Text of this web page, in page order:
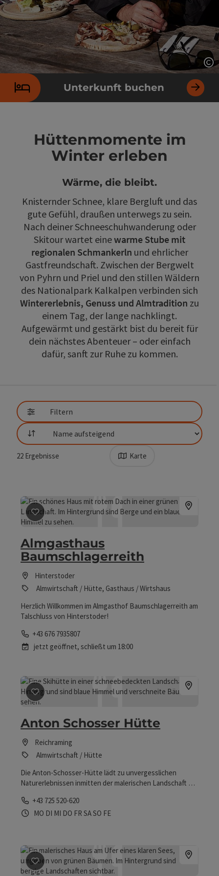
Unterkunft buchen
Hüttenmomente im
Winter erleben
Wärme, die bleibt.
Knisternder Schnee, klare Bergluft und das
gute Gefühl, draußen unterwegs zu sein.
Nach deiner Schneeschuhwanderung oder
Skitour wartet einewarme Stube mit
regionalen Schmankerln und ehrlicher
Gastfreundschaft. Zwischen der Bergwelt
von Pyhrn und Priel und den stillen Wäldern
des Nationalpark Kalkalpen verbinden sich
Wintererlebnis, Genuss und Almtradition zu
einem Tag, der lange nachklingt.
Aufgewärmt und gestärkt bist du bereit für
dein nächstes Abenteuer – oder einfach
dafür, sanft zur Ruhe zu kommen.
Filtern
Sortierung
22 Ergebnisse Karte
Beitrag merken: Almgasthaus Baumschlagerreith
Almgasthaus
Baumschlagerreith
Hinterstoder
Almwirtschaft / Hütte, Gasthaus / Wirtshaus
Herzlich Willkommen im Almgasthof Baumschlagerreith am
Talschluss von Hinterstoder!
Telefon
+43 676 7935807
jetzt geöffnet, schließt um 18:00
Beitrag merken : Anton Schosser Hütte
Anton Schosser Hütte
Reichraming
Almwirtschaft / Hütte
Die Anton-Schosser-Hütte lädt zu unvergesslichen
Naturerlebnissen inmitten der malerischen Landschaft der
Telefon
+43 725 520-620
Öffnungszeiten
MO Montag geöffnet
DI Dienstag geöffnet
MI Mittwoch geöffnet
DO Donnerstag geöffnet
FR Freitag geöffnet
SA Samstag geöffnet
SO Sonntag geöffnet
FEFeiertag geöffnet
Beitrag merken: Bergalm Höss